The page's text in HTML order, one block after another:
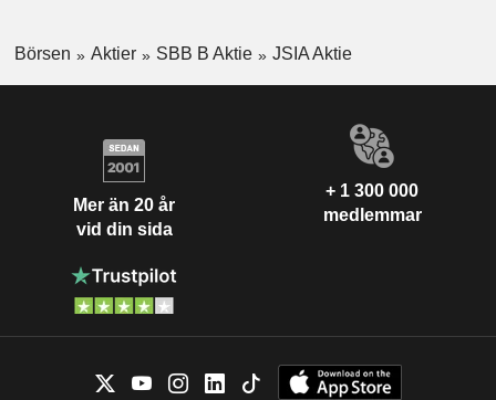
Börsen Aktier SBB B Aktie JSIA Aktie
Mer än 20 år
vid din sida
+ 1 300 000
medlemmar